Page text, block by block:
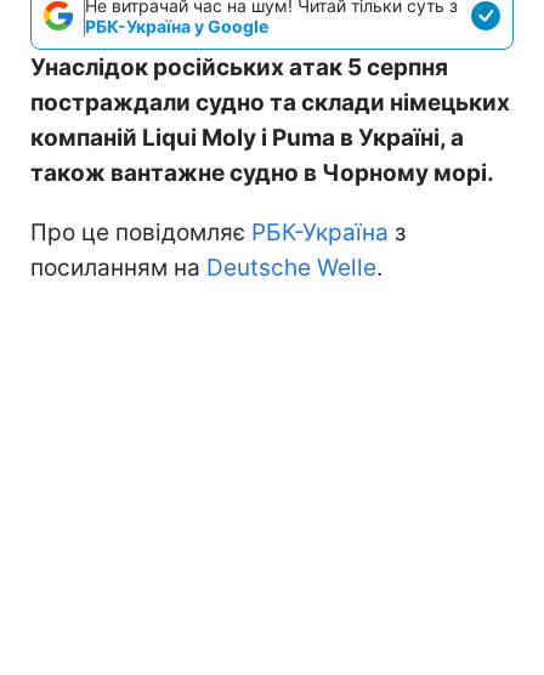
Не витрачай час на шум! Читай тільки суть з
РБК-Україна у Google
Унаслідок російських атак 5 серпня
постраждали судно та склади німецьких
компаній Liqui Moly і Puma в Україні, а
також вантажне судно в Чорному морі.
Про це повідомляє РБК-Україна з
посиланням на Deutsche Welle.